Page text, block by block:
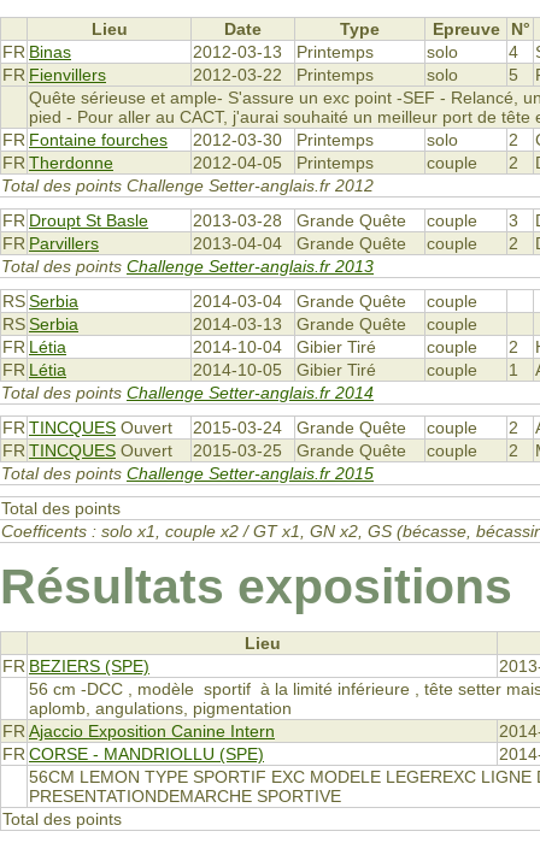
Lieu Date Type Epreuve
N°
FR Binas 2012-03-13 Printemps solo 4
FR Fienvillers 2012-03-22 Printemps solo 5
Quête sérieuse et ample- S'assure un exc point -SEF - Relancé,
pied - Pour aller au CACT, j'aurai souhaité un meilleur port de
FR Fontaine fourches 2012-03-30 Printemps solo 2
FRTherdonne 2012-04-05 Printemps couple 2
Total des points Challenge Setter-anglais.fr 2012
FR Droupt St Basle 2013-03-28 Grande Quête couple 3
FR Parvillers 2013-04-04 Grande Quête couple 2
Total des points Challenge Setter-anglais.fr 2013
RSSerbia 2014-03-04 Grande Quête
couple
RSSerbia 2014-03-13 Grande Quête
couple
FR Létia 2014-10-04 Gibier Tiré couple 2
FR Létia 2014-10-05 Gibier Tiré couple 1
Total des points Challenge Setter-anglais.fr 2014
FRTINCQUES Ouvert 2015-03-24 Grande Quête couple 2
FRTINCQUES Ouvert 2015-03-25 Grande Quête couple 2
Total des points Challenge Setter-anglais.fr 2015
Total des points
Coefficents : solo x1, couple x2 / GT x1, GN x2, GS (bécasse,
Résultats expositions
Lieu
FR BEZIERS (SPE)
56 cm -DCC , modèle sportif à la limité inférieure , tête setter
aplomb, angulations, pigmentation
FR Ajaccio Exposition Canine Intern
FR CORSE - MANDRIOLLU (SPE)
56CM LEMON TYPE SPORTIF EXC MODELE LEGEREXC
PRESENTATIONDEMARCHE SPORTIVE
Total des points